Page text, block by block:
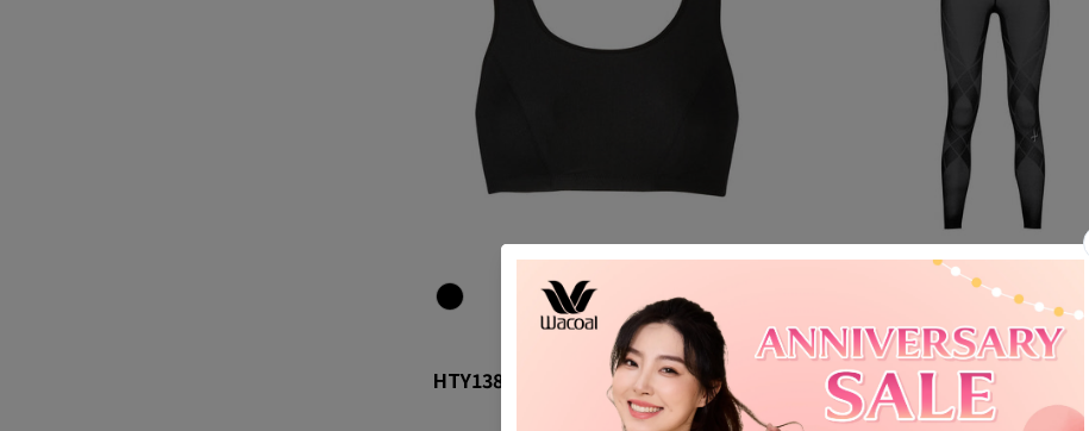
HTY138 黑色 (BL)
HTY138 無鋼圈高強度運動胸圍
HZY279 黑色 (BL)
HZY279 灰色 (GY)
HZY279 女士運動壓力褲